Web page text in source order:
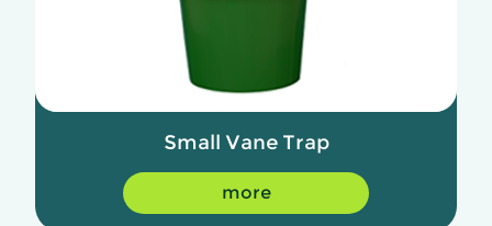
Small Vane Trap
more